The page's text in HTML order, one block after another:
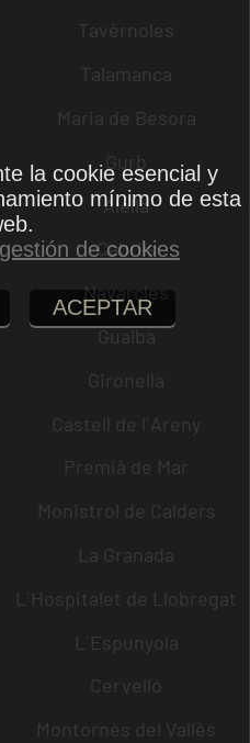
Tavèrnoles
Talamanca
Maria de Besora
Gurb
Alella
Cabrils
Navarcles
Gualba
Gironella
Castell de l´Areny
Premià de Mar
Monistrol de Calders
La Granada
L´Hospitalet de Llobregat
L´Espunyola
Cervelló
Montornès del Vallès
la cookie esencial y
mínimo de esta
de cookies
ACEPTAR